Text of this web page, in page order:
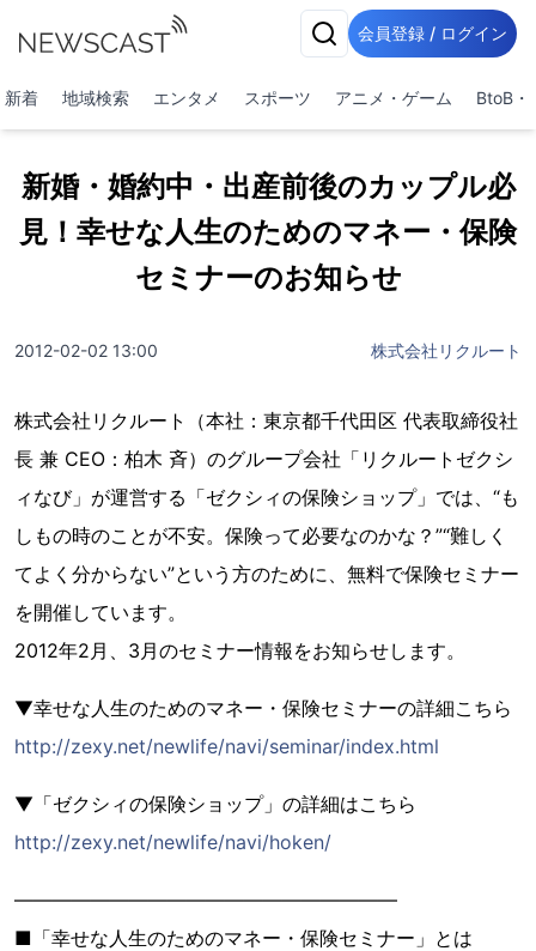
会員登録 / ログイン
新着 地域検索 エンタメ スポーツ アニメ・ゲーム BtoB・
新婚・婚約中・出産前後のカップル必
見！幸せな人生のためのマネー・保険
セミナーのお知らせ
2012-02-02 13:00 株式会社リクルート
株式会社リクルート（本社：東京都千代田区 代表取締役社
長 兼 CEO：柏木 斉）のグループ会社「リクルートゼクシ
ィなび」が運営する「ゼクシィの保険ショップ」では、“も
しもの時のことが不安。保険って必要なのかな？”“難しく
てよく分からない”という方のために、無料で保険セミナー
を開催しています。
2012年2月、3月のセミナー情報をお知らせします。
▼幸せな人生のためのマネー・保険セミナーの詳細こちら
http://zexy.net/newlife/navi/seminar/index.html
▼「ゼクシィの保険ショップ」の詳細はこちら
http://zexy.net/newlife/navi/hoken/
――――――――――――――――――――
■「幸せな人生のためのマネー・保険セミナー」とは